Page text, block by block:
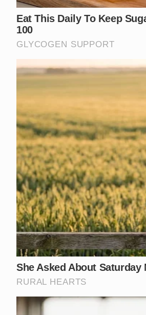
Um post compartilhado por Rios de Notícias